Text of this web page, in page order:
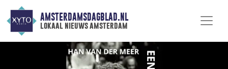
AMSTERDAMSDAGBLAD.NL
lokaal nieuws amsterdam